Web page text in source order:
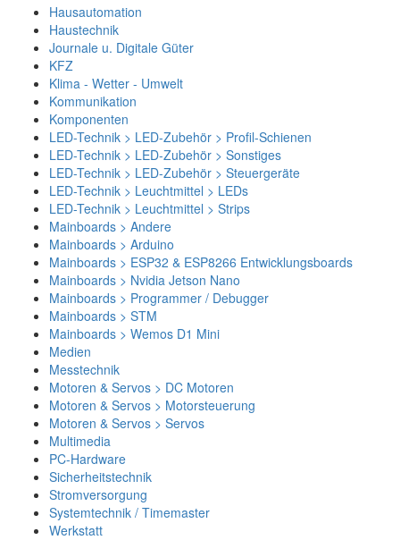
Hausautomation
Haustechnik
Journale u. Digitale Güter
KFZ
Klima - Wetter - Umwelt
Kommunikation
Komponenten
LED-Technik > LED-Zubehör > Profil-Schienen
LED-Technik > LED-Zubehör > Sonstiges
LED-Technik > LED-Zubehör > Steuergeräte
LED-Technik > Leuchtmittel > LEDs
LED-Technik > Leuchtmittel > Strips
Mainboards > Andere
Mainboards > Arduino
Mainboards > ESP32 & ESP8266 Entwicklungsboards
Mainboards > Nvidia Jetson Nano
Mainboards > Programmer / Debugger
Mainboards > STM
Mainboards > Wemos D1 Mini
Medien
Messtechnik
Motoren & Servos > DC Motoren
Motoren & Servos > Motorsteuerung
Motoren & Servos > Servos
Multimedia
PC-Hardware
Sicherheitstechnik
Stromversorgung
Systemtechnik / Timemaster
Werkstatt